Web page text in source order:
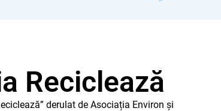
Reciclează
derulat de Asociația Environ și